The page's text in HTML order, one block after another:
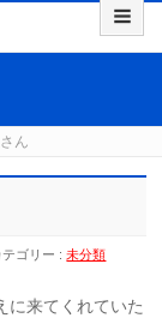
ん
テゴリー :未分類
に来てくれていた